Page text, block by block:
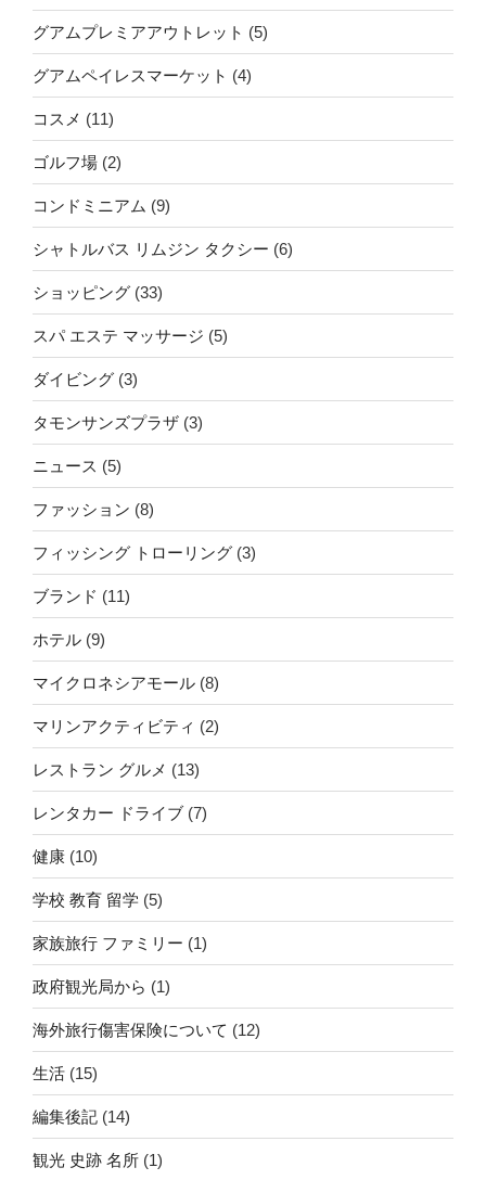
グアムプレミアアウトレット (5)
グアムペイレスマーケット (4)
コスメ (11)
ゴルフ場 (2)
コンドミニアム (9)
シャトルバス リムジン タクシー (6)
ショッピング (33)
スパ エステ マッサージ (5)
ダイビング (3)
タモンサンズプラザ (3)
ニュース (5)
ファッション (8)
フィッシング トローリング (3)
ブランド (11)
ホテル (9)
マイクロネシアモール (8)
マリンアクティビティ (2)
レストラン グルメ (13)
レンタカー ドライブ (7)
健康 (10)
学校 教育 留学 (5)
家族旅行 ファミリー (1)
政府観光局から (1)
海外旅行傷害保険について (12)
生活 (15)
編集後記 (14)
観光 史跡 名所 (1)